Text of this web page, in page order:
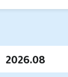
2026.08